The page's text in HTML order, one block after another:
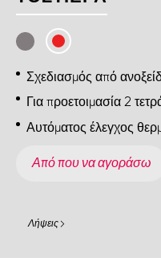
Σχεδιασμός από
Για προετοιμασία 2
Αυτόματος έλεγχος
Από που να αγοράσω
Λήψεις